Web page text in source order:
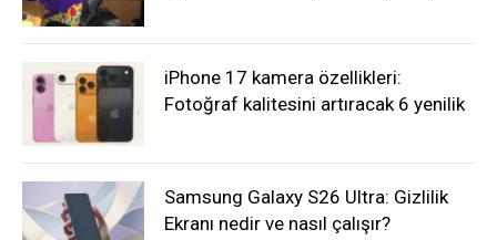
iPhone 17 kamera özellikleri:
Fotoğraf kalitesini artıracak 6 yenilik
Samsung Galaxy S26 Ultra: Gizlilik
Ekranı nedir ve nasıl çalışır?